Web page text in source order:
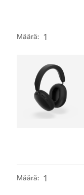
Määrä: 1
Määrä: 1